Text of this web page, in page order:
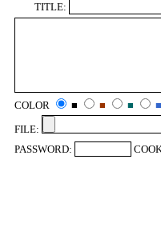
TITLE:
COLOR ■ ■ ■
■
FILE:
PASSWORD: